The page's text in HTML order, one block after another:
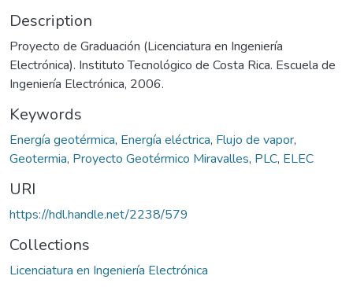
Description
Proyecto de Graduación (Licenciatura en Ingeniería
Electrónica). Instituto Tecnológico de Costa Rica. Escuela de
Ingeniería Electrónica, 2006.
Keywords
Energía geotérmica, Energía eléctrica, Flujo de vapor,
Geotermia, Proyecto Geotérmico Miravalles, PLC, ELEC
URI
https://hdl.handle.net/2238/579
Collections
Licenciatura en Ingeniería Electrónica